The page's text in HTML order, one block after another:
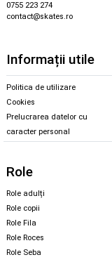
0755 223 274
contact@skates.ro
Informații utile
Politica de utilizare
Cookies
Prelucrarea datelor cu
caracter personal
Role
Role adulți
Role copii
Role Fila
Role Roces
Role Seba